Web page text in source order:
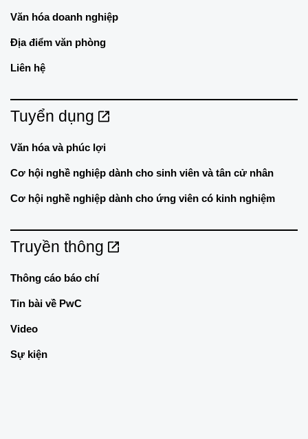
Văn hóa doanh nghiệp
Địa điểm văn phòng
Liên hệ
Tuyển dụng
Văn hóa và phúc lợi
Cơ hội nghề nghiệp dành cho sinh viên và tân cử nhân
Cơ hội nghề nghiệp dành cho ứng viên có kinh nghiệm
Truyền thông
Thông cáo báo chí
Tin bài về PwC
Video
Sự kiện